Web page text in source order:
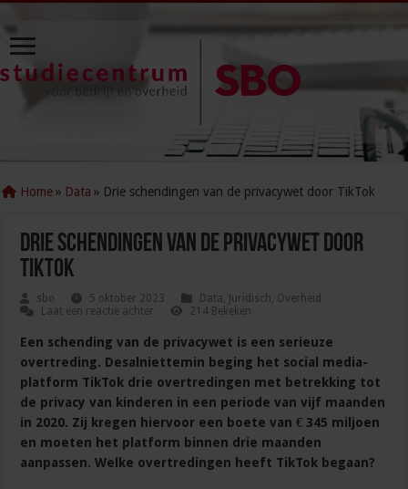
Home » Data » Drie schendingen van de privacywet door TikTok
Drie schendingen van de privacywet door
TikTok
sbo 5 oktober 2023 Data, Juridisch, Overheid
Laat een reactie achter
214 Bekeken
Een schending van de privacywet is een serieuze
overtreding. Desalniettemin beging het social media-
platform TikTok drie overtredingen met betrekking tot
de privacy van kinderen in een periode van vijf maanden
in 2020. Zij kregen hiervoor een boete van € 345 miljoen
en moeten het platform binnen drie maanden
aanpassen. Welke overtredingen heeft TikTok begaan?